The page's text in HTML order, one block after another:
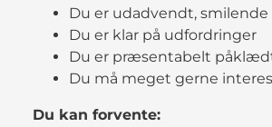
Du er udadvendt,
Du er klar på udfordringer
Du er præsentabelt
Du må meget gerne
Du kan forvente: